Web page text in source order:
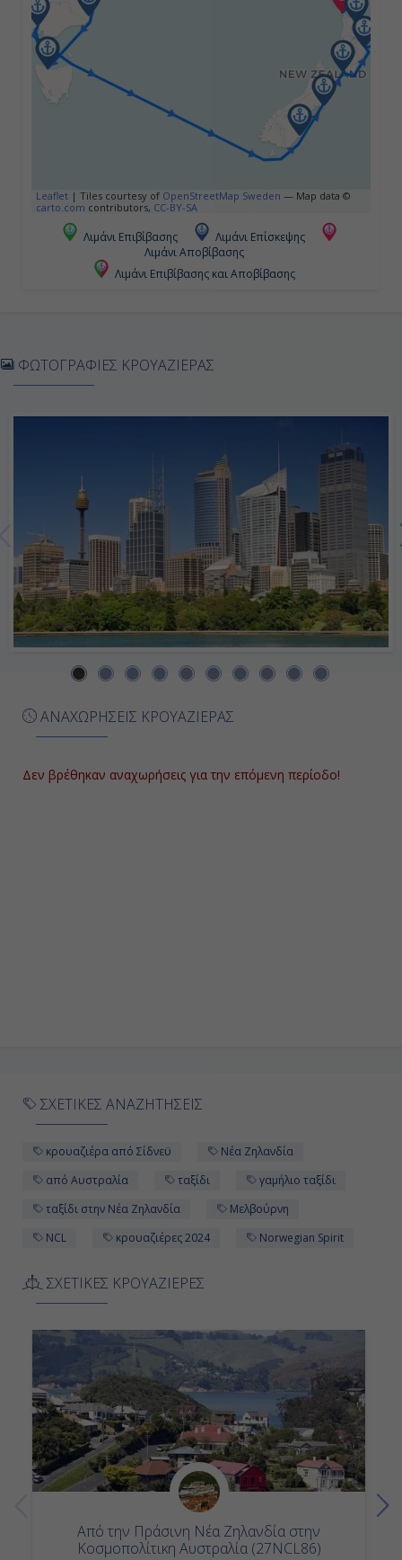
Μελβούρνη, Αυστραλία
08:00
18:00
Ημέρα 5η
Εν Πλω
Ημέρα 7η
Εν Πλω
-
Ημέρα 8η
Ημέρα 12η
Ταουράνγκα, Νέα Ζηλανδία
07:15
18:15
Ημέρα 13η
Leaflet | Tiles courtesy of OpenStreetMap Sweden — Map data ©
carto.com contributors, CC-BY-SA
Λιμάνι Επιβίβασης
Λιμάνι Επίσκεψης
Λιμάνι Αποβίβασης
Λιμάνι Επιβίβασης και Αποβίβασης
ΑΝΑΧΩΡΗΣΕΙΣ ΚΡΟΥΑΖΙΕΡΑΣ
Δεν βρέθηκαν αναχωρήσεις για την επόμενη περίοδο!
ΦΩΤΟΓΡΑΦΙΕΣ ΚΡΟΥΑΖΙΕΡΑΣ
ΣΧΕΤΙΚΕΣ ΑΝΑΖΗΤΗΣΕΙΣ
κρουαζιέρα από Σίδνεϋ
Νέα Ζηλανδία
από Αυστραλία
ταξίδι
γαμήλιο ταξίδι
ταξίδι στην Νέα Ζηλανδία
Μελβούρνη
NCL
κρουαζιέρες 2024 Norwegian Spirit
ΣΧΕΤΙΚΕΣ ΚΡΟΥΑΖΙΕΡΕΣ
Από την Πράσινη Νέα Ζηλανδία στην
Κοσμοπολίτικη Αυστραλία (27NCL86)